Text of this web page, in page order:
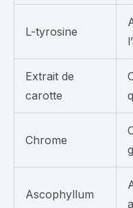
L-tyrosine
Extrait de
carotte
Chrome
Ascophyllum